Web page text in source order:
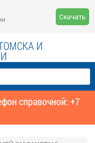
Скачать
И
справочной: +7